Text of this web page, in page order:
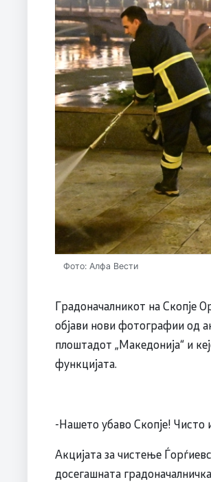
Фото: Алфа Вести
Градоначалникот на Скопје
објави нови фотографии од
плоштадот „Македонија“ и
функцијата.
-Нашето убаво Скопје! Чисто
Акцијата за чистење
досегашната